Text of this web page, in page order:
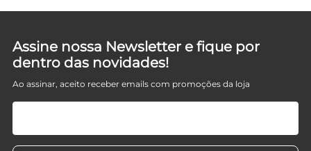
Assine nossa Newsletter e fique por
dentro das novidades!
Ao assinar, aceito receber emails com promoções da loja